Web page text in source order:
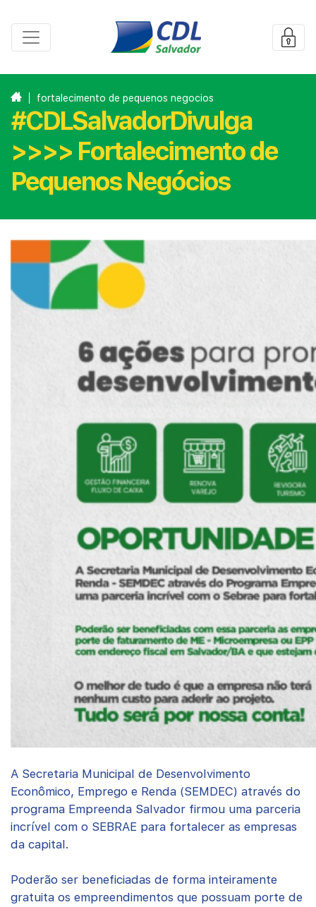
fortalecimento de pequenos negocios
#CDLSalvadorDivulga
>>>> Fortalecimento de
Pequenos Negócios
A Secretaria Municipal de Desenvolvimento
Econômico, Emprego e Renda (SEMDEC) através do
programa Empreenda Salvador firmou uma parceria
incrível com o SEBRAE para fortalecer as empresas
da capital.
Poderão ser beneficiadas de forma inteiramente
gratuita os empreendimentos que possuam porte de